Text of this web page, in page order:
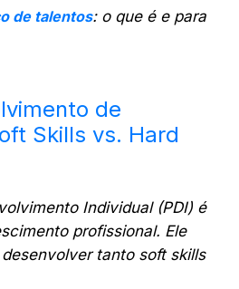
de talentos: o que é e para
de
Skills vs. Hard
Individual (PDI) é
profissional. Ele
tanto soft skills